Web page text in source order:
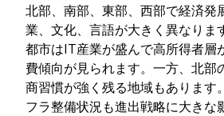
北部、南部、東部、西部で経済発
業、文化、言語が大きく異なりま
都市はIT産業が盛んで高所得者層
費傾向が見られます。一方、北部
商習慣が強く残る地域もあります
フラ整備状況も進出戦略に大きな